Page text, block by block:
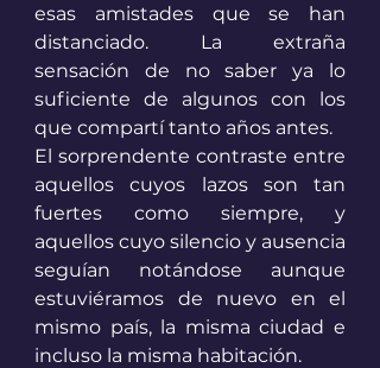
esas amistades que se han
distanciado. La extraña
sensación de no saber ya lo
suficiente de algunos con los
que compartí tanto años antes.
El sorprendente contraste entre
aquellos cuyos lazos son tan
fuertes como siempre, y
aquellos cuyo silencio y ausencia
seguían notándose aunque
estuviéramos de nuevo en el
mismo país, la misma ciudad e
incluso la misma habitación.